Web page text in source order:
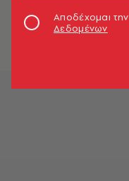
Αποδέχομαι την
Δεδομένων